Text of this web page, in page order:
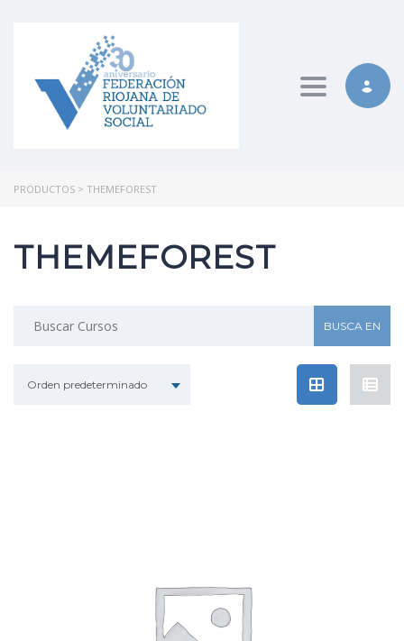
Toggle
PRODUCTOS > THEMEFOREST
THEMEFOREST
Orden predeterminado